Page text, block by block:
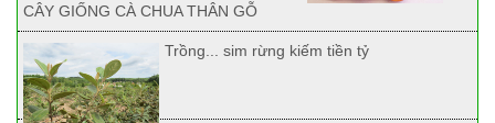
CÂY GIỐNG CÀ CHUA THÂN GỖ
Trồng... sim rừng kiếm tiền tỷ